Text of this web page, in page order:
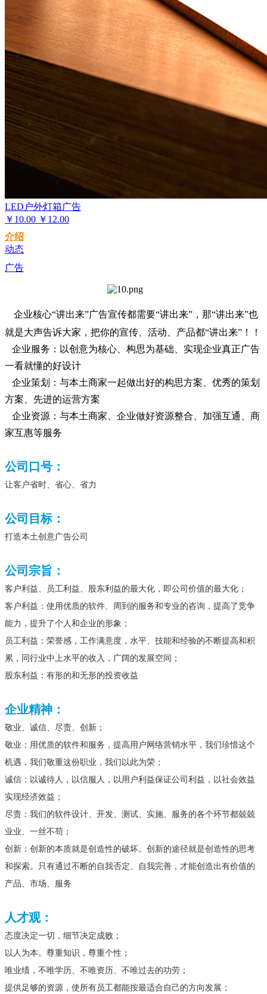
LED户外灯箱广告
￥ 10.00 ￥12.00
介绍
动态
广告
企业核心“讲出来”广告宣传都需要“讲出来”，那“讲出来”也
就是大声告诉大家，把你的宣传、活动、产品都“讲出来”！！
企业服务：以创意为核心、构思为基础、实现企业真正广告
一看就懂的好设计
企业策划：与本土商家一起做出好的构思方案、优秀的策划
方案、先进的运营方案
企业资源：与本土商家、企业做好资源整合、加强互通、商
家互惠等服务
公司口号：
让客户省时、省心、省力
公司目标：
打造本土创意广告公司
公司宗旨：
客户利益、员工利益、股东利益的最大化，即公司价值的最大化；
客户利益：使用优质的软件、周到的服务和专业的咨询，提高了竞争
能力，提升了个人和企业的形象；
员工利益：荣誉感，工作满意度，水平、技能和经验的不断提高和积
累，同行业中上水平的收入，广阔的发展空间；
股东利益：有形的和无形的投资收益
企业精神：
敬业、诚信、尽责、创新；
敬业：用优质的软件和服务，提高用户网络营销水平，我们珍惜这个
机遇，我们敬重这份职业，我们以此为荣；
诚信：以诚待人，以信服人，以用户利益保证公司利益，以社会效益
实现经济效益；
尽责：我们的软件设计、开发、测试、实施、服务的各个环节都兢兢
业业、一丝不苟；
创新：创新的本质就是创造性的破坏。创新的途径就是创造性的思考
和探索。只有通过不断的自我否定、自我完善，才能创造出有价值的
产品、市场、服务
人才观：
态度决定一切，细节决定成败；
以人为本。尊重知识，尊重个性；
唯业绩，不唯学历、不唯资历、不唯过去的功劳；
提供足够的资源，使所有员工都能按最适合自己的方向发展；